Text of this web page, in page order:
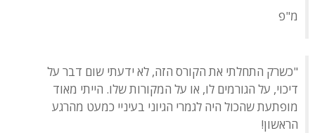
מ"פ
"כשרק התחלתי את הקורס הזה, לא ידעתי שום דבר על
דיכוי, על הגורמים לו, או על המקורות שלו. הייתי מאוד
מופתעת שהכול היה לגמרי הגיוני בעיניי כמעט מהרגע
הראשון!